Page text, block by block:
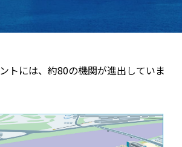
トには、約80の機関が進出していま